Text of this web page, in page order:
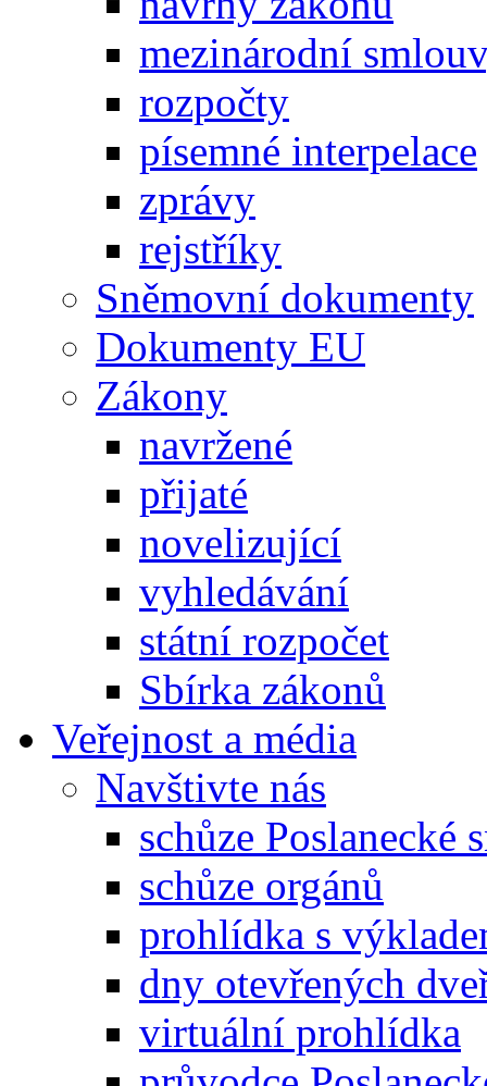
mezinárodní
rozpočty
písemné interpelace
zprávy
rejstříky
Sněmovní dokumenty
Dokumenty EU
Zákony
navržené
přijaté
novelizující
vyhledávání
státní rozpočet
Sbírka zákonů
Veřejnost a média
Navštivte nás
schůze Poslanecké
schůze orgánů
prohlídka s
dny otevřených
virtuální prohlídka